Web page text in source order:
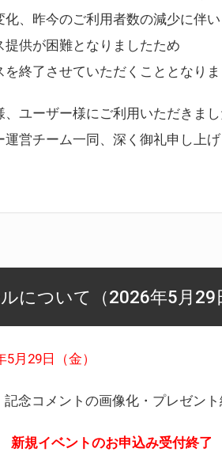
化、昨今のご利用者数の減少に伴い
供が困難となりましたため
終了させていただくこととなりま
ユーザー様にご利用いただきま
運営チーム一同、深く御礼申し上げ
について（2026年5月29
5月29日（金）
念コメントの画像化・プレゼント
規イベントのお申込み受付終了